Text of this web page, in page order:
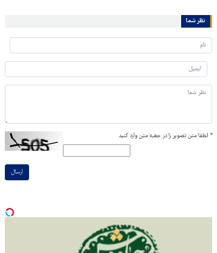
نظر شما
* لطفا متن تصویر را در جعبه متن وارد کنید
ارسال